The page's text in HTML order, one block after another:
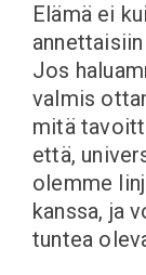
Elämä ei
Jos
valmis
mitä
että,
olemme
kanssa, ja
tuntea